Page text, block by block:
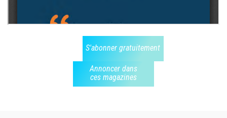
S'abonner gratuitement
Annoncer dans
ces magazines